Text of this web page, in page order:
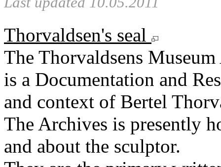
Thorvaldsen's seal
The Thorvaldsens
is a Documentation and
and context of Bertel
The Archives is presently
and about the sculptor.